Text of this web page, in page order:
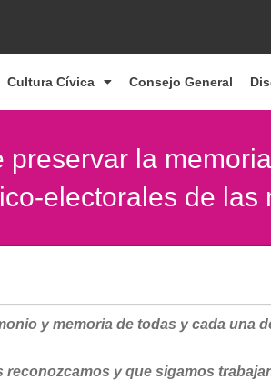
Cultura Cívica Consejo General
la
electorales de las
y memoria de todas y cada una
reconozcamos y que sigamos